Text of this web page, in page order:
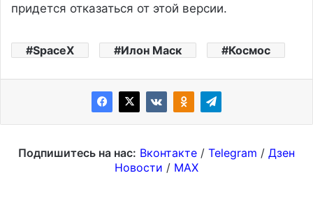
придется отказаться от этой версии.
SpaceX Илон Маск Космос
Подпишитесь на нас: Вконтакте / Telegram / Дзен
Новости / MAX